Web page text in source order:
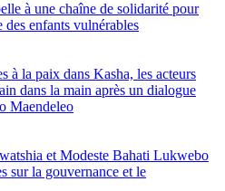
à une chaîne de solidarité pour
des enfants vulnérables
à la paix dans Kasha, les acteurs
dans la main après un dialogue
Maendeleo
et Modeste Bahati Lukwebo
sur la gouvernance et le